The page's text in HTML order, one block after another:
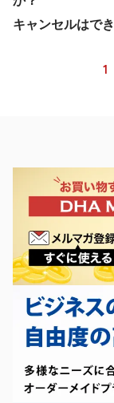
キャンセルはで
1